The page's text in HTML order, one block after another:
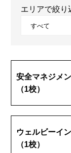
エリアで絞り
安全マネジメ
（1校）
ウェルビーイ
（1校）